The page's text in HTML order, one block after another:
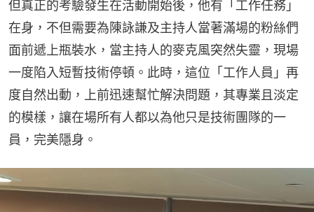
但真正的考驗發生在活動開始後，他有「工作任務」
在身，不但需要為陳詠謙及主持人當著滿場的粉絲們
面前遞上瓶裝水，當主持人的麥克風突然失靈，現場
一度陷入短暫技術停頓。此時，這位「工作人員」再
度自然出動，上前迅速幫忙解決問題，其專業且淡定
的模樣，讓在場所有人都以為他只是技術團隊的一
員，完美隱身。